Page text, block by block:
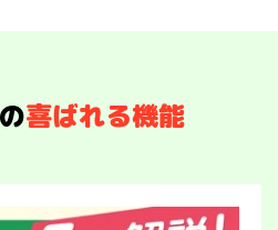
喜ばれる機能